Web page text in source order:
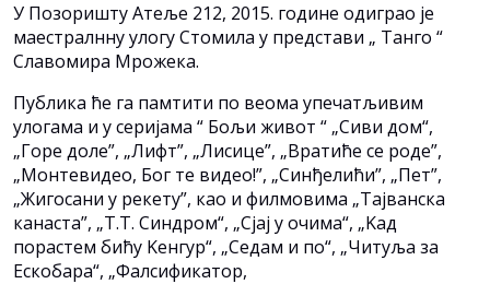
У Позоришту Атеље 212, 2015. године одиграо је
маестралнну улогу Стомила у представи „ Танго “
Славомира Мрожека.
Публика ће га памтити по веома упечатљивим
улогама и у серијама “ Бољи живот “ „Сиви дом“,
„Горе доле”, „Лифт”, „Лисице”, „Вратиће се роде”,
„Монтевидео, Бог те видео!”, „Синђелићи”, „Пет”,
„Жигосани у рекету”, као и филмовима „Тајванска
канаста”, „Т.Т. Синдром“, „Сјај у очима“, „Kад
порастем бићу Kенгур“, „Седам и по“, „Читуља за
Ескобара“, „Фалсификатор,